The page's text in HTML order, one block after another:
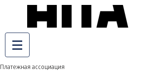
Платежная ассоциация